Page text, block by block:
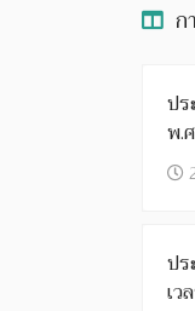
ก
ปร
พ.
ประ
เว